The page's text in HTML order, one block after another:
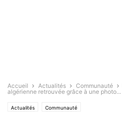
Accueil Actualités Communauté
algérienne retrouvée grâce à une photo...
Actualités Communauté